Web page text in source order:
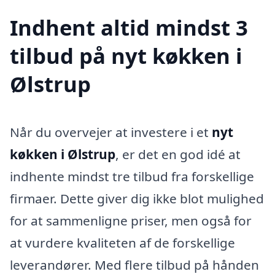
Indhent altid mindst 3
tilbud på nyt køkken i
Ølstrup
Når du overvejer at investere i et nyt
køkken i Ølstrup, er det en god idé at
indhente mindst tre tilbud fra forskellige
firmaer. Dette giver dig ikke blot mulighed
for at sammenligne priser, men også for
at vurdere kvaliteten af de forskellige
leverandører. Med flere tilbud på hånden